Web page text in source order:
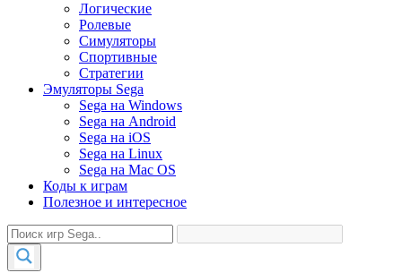
Логические
Ролевые
Симуляторы
Спортивные
Стратегии
Эмуляторы Sega
Sega на Windows
Sega на Android
Sega на iOS
Sega на Linux
Sega на Mac OS
Коды к играм
Полезное и интересное